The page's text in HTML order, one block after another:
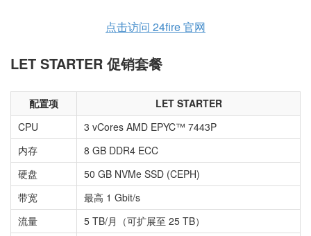
点击访问 24fire 官网
LET STARTER 促销套餐
配置项
LET STARTER
CPU
3 vCores AMD EPYC™ 7443P
内存
8 GB DDR4 ECC
硬盘
50 GB NVMe SSD (CEPH)
带宽
最高 1 Gbit/s
流量
5 TB/月（可扩展至 25 TB）